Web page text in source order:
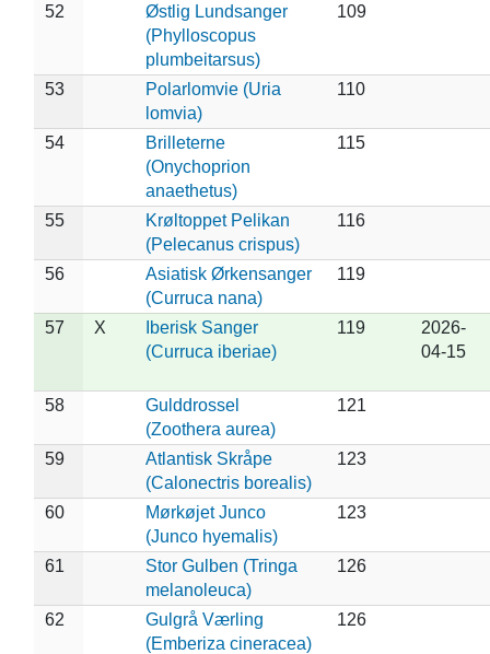
52
Østlig Lundsanger
(Phylloscopus
plumbeitarsus)
109
53
Polarlomvie (Uria
lomvia)
110
54
Brilleterne
(Onychoprion
anaethetus)
115
55
Krøltoppet Pelikan
(Pelecanus crispus)
116
56
Asiatisk Ørkensanger
(Curruca nana)
119
57 X
Iberisk Sanger
(Curruca iberiae)
119
2026-
04-15
58
Gulddrossel
(Zoothera aurea)
121
59
Atlantisk Skråpe
(Calonectris borealis)
123
60
Mørkøjet Junco
(Junco hyemalis)
123
61
Stor Gulben (Tringa
melanoleuca)
126
62
Gulgrå Værling
(Emberiza cineracea)
126